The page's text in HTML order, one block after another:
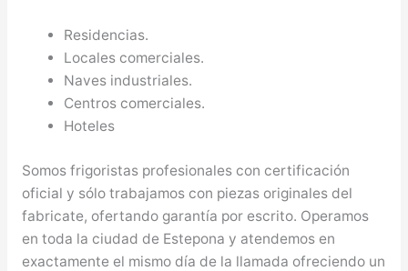
Residencias.
Locales comerciales.
Naves industriales.
Centros comerciales.
Hoteles
Somos frigoristas profesionales con certificación
oficial y sólo trabajamos con piezas originales del
fabricate, ofertando garantía por escrito. Operamos
en toda la ciudad de Estepona y atendemos en
exactamente el mismo día de la llamada ofreciendo un